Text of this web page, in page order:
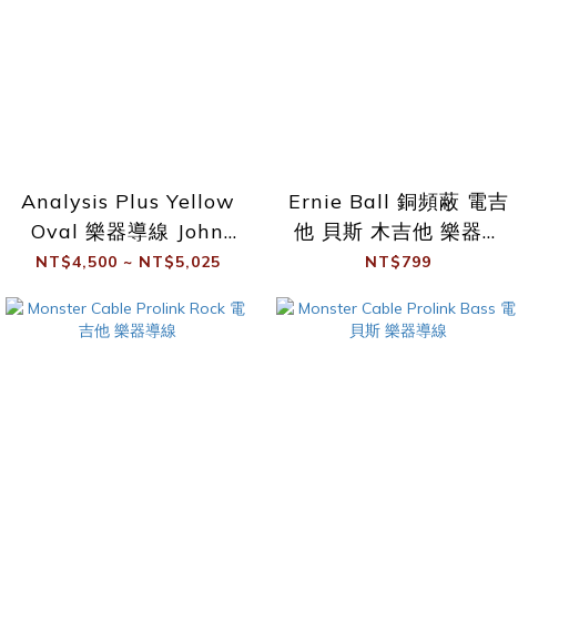
Analysis Plus Yellow
Oval 樂器導線 John
Mayer御用導線
NT$4,500 ~ NT$5,025
Ernie Ball 銅頻蔽 電吉
他 貝斯 木吉他 樂器導
線 3m 直直 直L
NT$799